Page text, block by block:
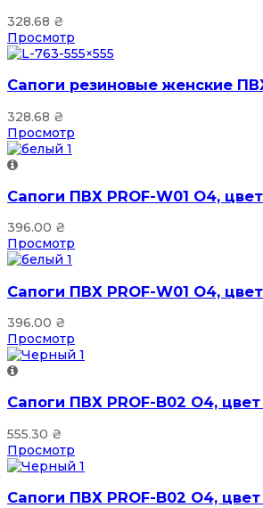
328.68 ₴
Просмотр
Сапоги резиновые женские
328.68 ₴
Просмотр
Сапоги ПВХ PROF-W01 О4,
396.00 ₴
Просмотр
Сапоги ПВХ PROF-W01 О4,
396.00 ₴
Просмотр
Сапоги ПВХ PROF-B02 О4,
555.30 ₴
Просмотр
Сапоги ПВХ PROF-B02 О4,